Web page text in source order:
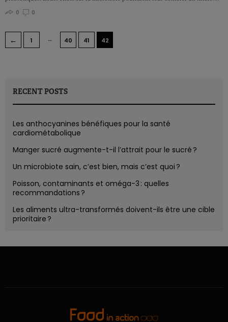
0
0
← 1 … 40 41 42
RECENT POSTS
Les anthocyanines bénéfiques pour la santé
cardiométabolique
Manger sucré augmente-t-il l’attrait pour le sucré ?
Un microbiote sain, c’est bien, mais c’est quoi ?
Poisson, contaminants et oméga-3 : quelles
recommandations ?
Les aliments ultra-transformés doivent-ils être une cible
prioritaire ?